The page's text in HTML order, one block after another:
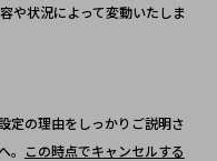
や状況によって変動いたしま
定の理由をしっかりご説明さ
この時点でキャンセルする